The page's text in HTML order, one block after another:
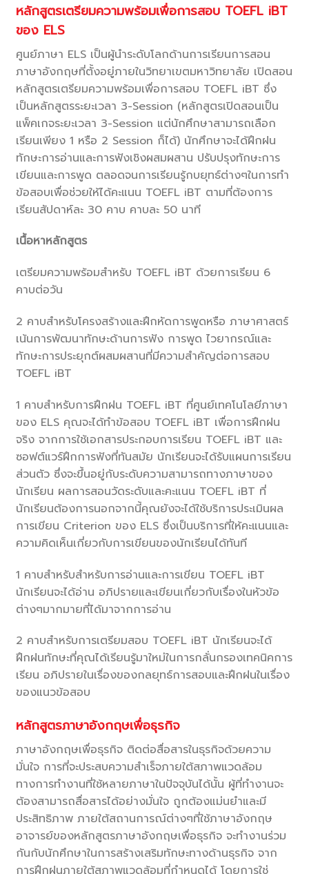
หลักสูตรเตรียมความพร้อมเพื่อการสอบ TOEFL iBT
ของ ELS
ศูนย์ภาษา ELS เป็นผู้นำระดับโลกด้านการเรียนการสอน
ภาษาอังกฤษที่ตั้งอยู่ภายในวิทยาเขตมหาวิทยาลัย เปิดสอน
หลักสูตรเตรียมความพร้อมเพื่อการสอบ TOEFL iBT ซึ่ง
เป็นหลักสูตรระยะเวลา 3-Session (หลักสูตรเปิดสอนเป็น
แพ็คเกจระยะเวลา 3-Session แต่นักศึกษาสามารถเลือก
เรียนเพียง 1 หรือ 2 Session ก็ได้) นักศึกษาจะได้ฝึกฝน
ทักษะการอ่านและการฟังเชิงผสมผสาน ปรับปรุงทักษะการ
เขียนและการพูด ตลอดจนการเรียนรู้กบยุทธ์ต่างๆในการทำ
ข้อสอบเพื่อช่วยให้ได้คะแนน TOEFL iBT ตามที่ต้องการ
เรียนสัปดาห์ละ 30 คาบ คาบละ 50 นาที
เนื้อหาหลักสูตร
เตรียมความพร้อมสำหรับ TOEFL iBT ด้วยการเรียน 6
คาบต่อวัน
2 คาบสำหรับโครงสร้างและฝึกหัดการพูดหรือ ภาษาศาสตร์
เน้นการพัฒนาทักษะด้านการฟัง การพูด ไวยากรณ์และ
ทักษะการประยุกต์ผสมผสานที่มีความสำคัญต่อการสอบ
TOEFL iBT
1 คาบสำหรับการฝึกฝน TOEFL iBT ที่ศูนย์เทคโนโลยีภาษา
ของ ELS คุณจะได้ทำข้อสอบ TOEFL iBT เพื่อการฝึกฝน
จริง จากการใช้เอกสารประกอบการเรียน TOEFL iBT และ
ซอฟต์แวร์ฝึกการฟังที่ทันสมัย นักเรียนจะได้รับแผนการเรียน
ส่วนตัว ซึ่งจะขึ้นอยู่กับระดับความสามารถทางภาษาของ
นักเรียน ผลการสอนวัดระดับและคะแนน TOEFL iBT ที่
นักเรียนต้องการนอกจากนี้คุณยังจะได้ใช้บริการประเมินผล
การเขียน Criterion ของ ELS ซึ่งเป็นบริการที่ให้คะแนนและ
ความคิดเห็นเกี่ยวกับการเขียนของนักเรียนได้ทันที
1 คาบสำหรับสำหรับการอ่านและการเขียน TOEFL iBT
นักเรียนจะได้อ่าน อภิปรายและเขียนเกี่ยวกับเรื่องในหัวข้อ
ต่างๆมากมายที่ได้มาจากการอ่าน
2 คาบสำหรับการเตรียมสอบ TOEFL iBT นักเรียนจะได้
ฝึกฝนทักษะที่คุณได้เรียนรู้มาใหม่ในการกลั่นกรองเทคนิคการ
เรียน อภิปรายในเรื่องของกลยุทธ์การสอบและฝึกฝนในเรื่อง
ของแนวข้อสอบ
หลักสูตรภาษาอังกฤษเพื่อธุรกิจ
ภาษาอังกฤษเพื่อธุรกิจ ติดต่อสื่อสารในธุรกิจด้วยความ
มั่นใจ การที่จะประสบความสำเร็จภายใต้สภาพแวดล้อม
ทางการทำงานที่ใช้หลายภาษาในปัจจุบันได้นั้น ผู้ที่ทำงานจะ
ต้องสามารถสื่อสารได้อย่างมั่นใจ ถูกต้องแม่นยำและมี
ประสิทธิภาพ ภายใต้สถานการณ์ต่างๆที่ใช้ภาษาอังกฤษ
อาจารย์ของหลักสูตรภาษาอังกฤษเพื่อธุรกิจ จะทำงานร่วม
กันกับนักศึกษาในการสร้างเสริมทักษะทางด้านธุรกิจ จาก
การฝึกฝนภายใต้สภาพแวดล้อมที่กำหนดได้ โดยการใช่